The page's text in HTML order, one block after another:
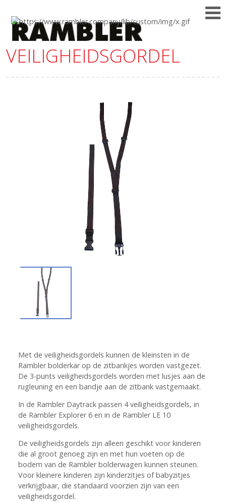
VEILIGHEIDSGORDEL
Met de veiligheidsgordels kunnen de kleinsten in de
Rambler bolderkarop de zitbankjes worden vastgezet.
De 3-punts veiligheidsgordels worden met lusjes aan de
rugleuning en een bandje aan de zitbank vastgemaakt.
In de Rambler Daytrack passen 4 veiligheidsgordels, in
de Rambler Explorer 6 en in de Rambler LE 10
veiligheidsgordels.
De veiligheidsgordels zijn alleen geschikt voor kinderen
die al groot genoeg zijn en met hun voeten op de
bodem van de Rambler bolderwagen kunnen steunen.
Voor kleinere kinderen zijn kinderzitjes ofbabyzitjes
verkrijgbaar, die standaard voorzien zijn van een
veiligheidsgordel.